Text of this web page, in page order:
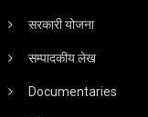
सरकारी योजना
सम्पादकीय लेख
Documentaries